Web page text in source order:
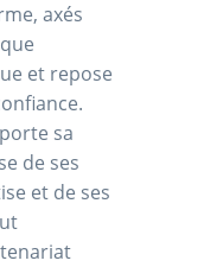
axés
et repose
sa
de ses
et de ses